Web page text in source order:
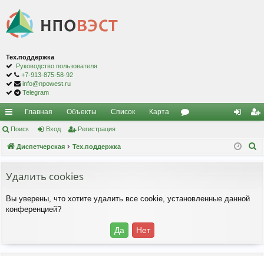
Тех.поддержка
Руководство пользователя
+7-913-875-58-92
info@npowest.ru
Telegram
с
ы
и
Главная Объекты Список Карта
д ис
Поиск Вход Регистрация
Диспетчерская Тех.поддержка
Удалить cookies
Вы уверены, что хотите удалить все cookie, установленные данной
конференцией?